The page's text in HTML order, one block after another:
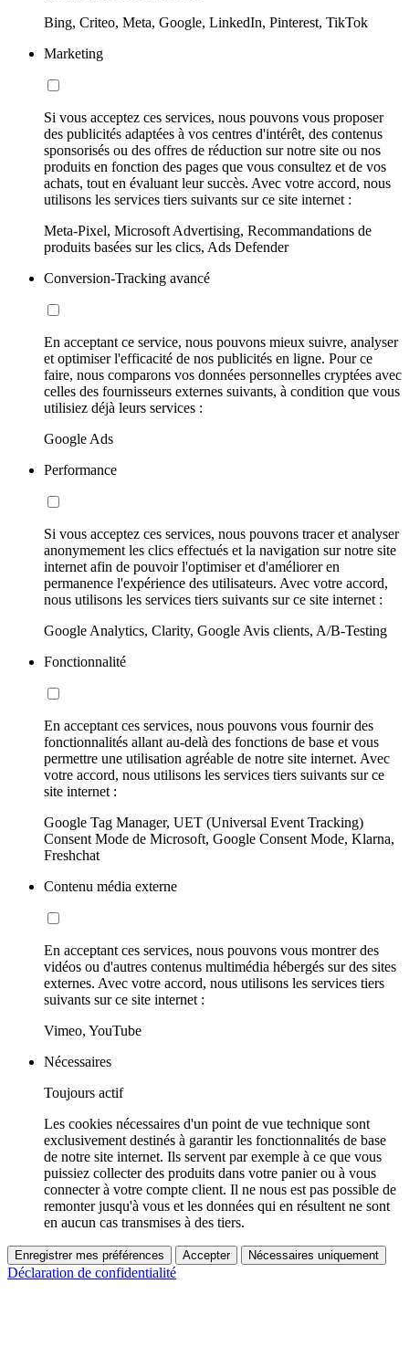
Bing, Criteo, Meta, Google, LinkedIn, Pinterest, TikTok
Marketing
Si vous acceptez ces services, nous pouvons vous proposer
des publicités adaptées à vos centres d'intérêt, des contenus
sponsorisés ou des offres de réduction sur notre site ou nos
produits en fonction des pages que vous consultez et de vos
achats, tout en évaluant leur succès. Avec votre accord, nous
utilisons les services tiers suivants sur ce site internet :
Meta-Pixel, Microsoft Advertising, Recommandations de
produits basées sur les clics, Ads Defender
Conversion-Tracking avancé
En acceptant ce service, nous pouvons mieux suivre, analyser
et optimiser l'efficacité de nos publicités en ligne. Pour ce
faire, nous comparons vos données personnelles cryptées avec
celles des fournisseurs externes suivants, à condition que vous
utilisiez déjà leurs services :
Google Ads
Performance
Si vous acceptez ces services, nous pouvons tracer et analyser
anonymement les clics effectués et la navigation sur notre site
internet afin de pouvoir l'optimiser et d'améliorer en
permanence l'expérience des utilisateurs. Avec votre accord,
nous utilisons les services tiers suivants sur ce site internet :
Google Analytics, Clarity, Google Avis clients, A/B-Testing
Fonctionnalité
En acceptant ces services, nous pouvons vous fournir des
fonctionnalités allant au-delà des fonctions de base et vous
permettre une utilisation agréable de notre site internet. Avec
votre accord, nous utilisons les services tiers suivants sur ce
site internet :
Google Tag Manager, UET (Universal Event Tracking)
Consent Mode de Microsoft, Google Consent Mode, Klarna,
Freshchat
Contenu média externe
En acceptant ces services, nous pouvons vous montrer des
vidéos ou d'autres contenus multimédia hébergés sur des sites
externes. Avec votre accord, nous utilisons les services tiers
suivants sur ce site internet :
Vimeo, YouTube
Nécessaires
Toujours actif
Les cookies nécessaires d'un point de vue technique sont
exclusivement destinés à garantir les fonctionnalités de base
de notre site internet. Ils servent par exemple à ce que vous
puissiez collecter des produits dans votre panier ou à vous
connecter à votre compte client. Il ne nous est pas possible de
remonter jusqu'à vous et les données qui en résultent ne sont
en aucun cas transmises à des tiers.
Enregistrer mes préférences Accepter Nécessaires uniquement
Déclaration de confidentialité